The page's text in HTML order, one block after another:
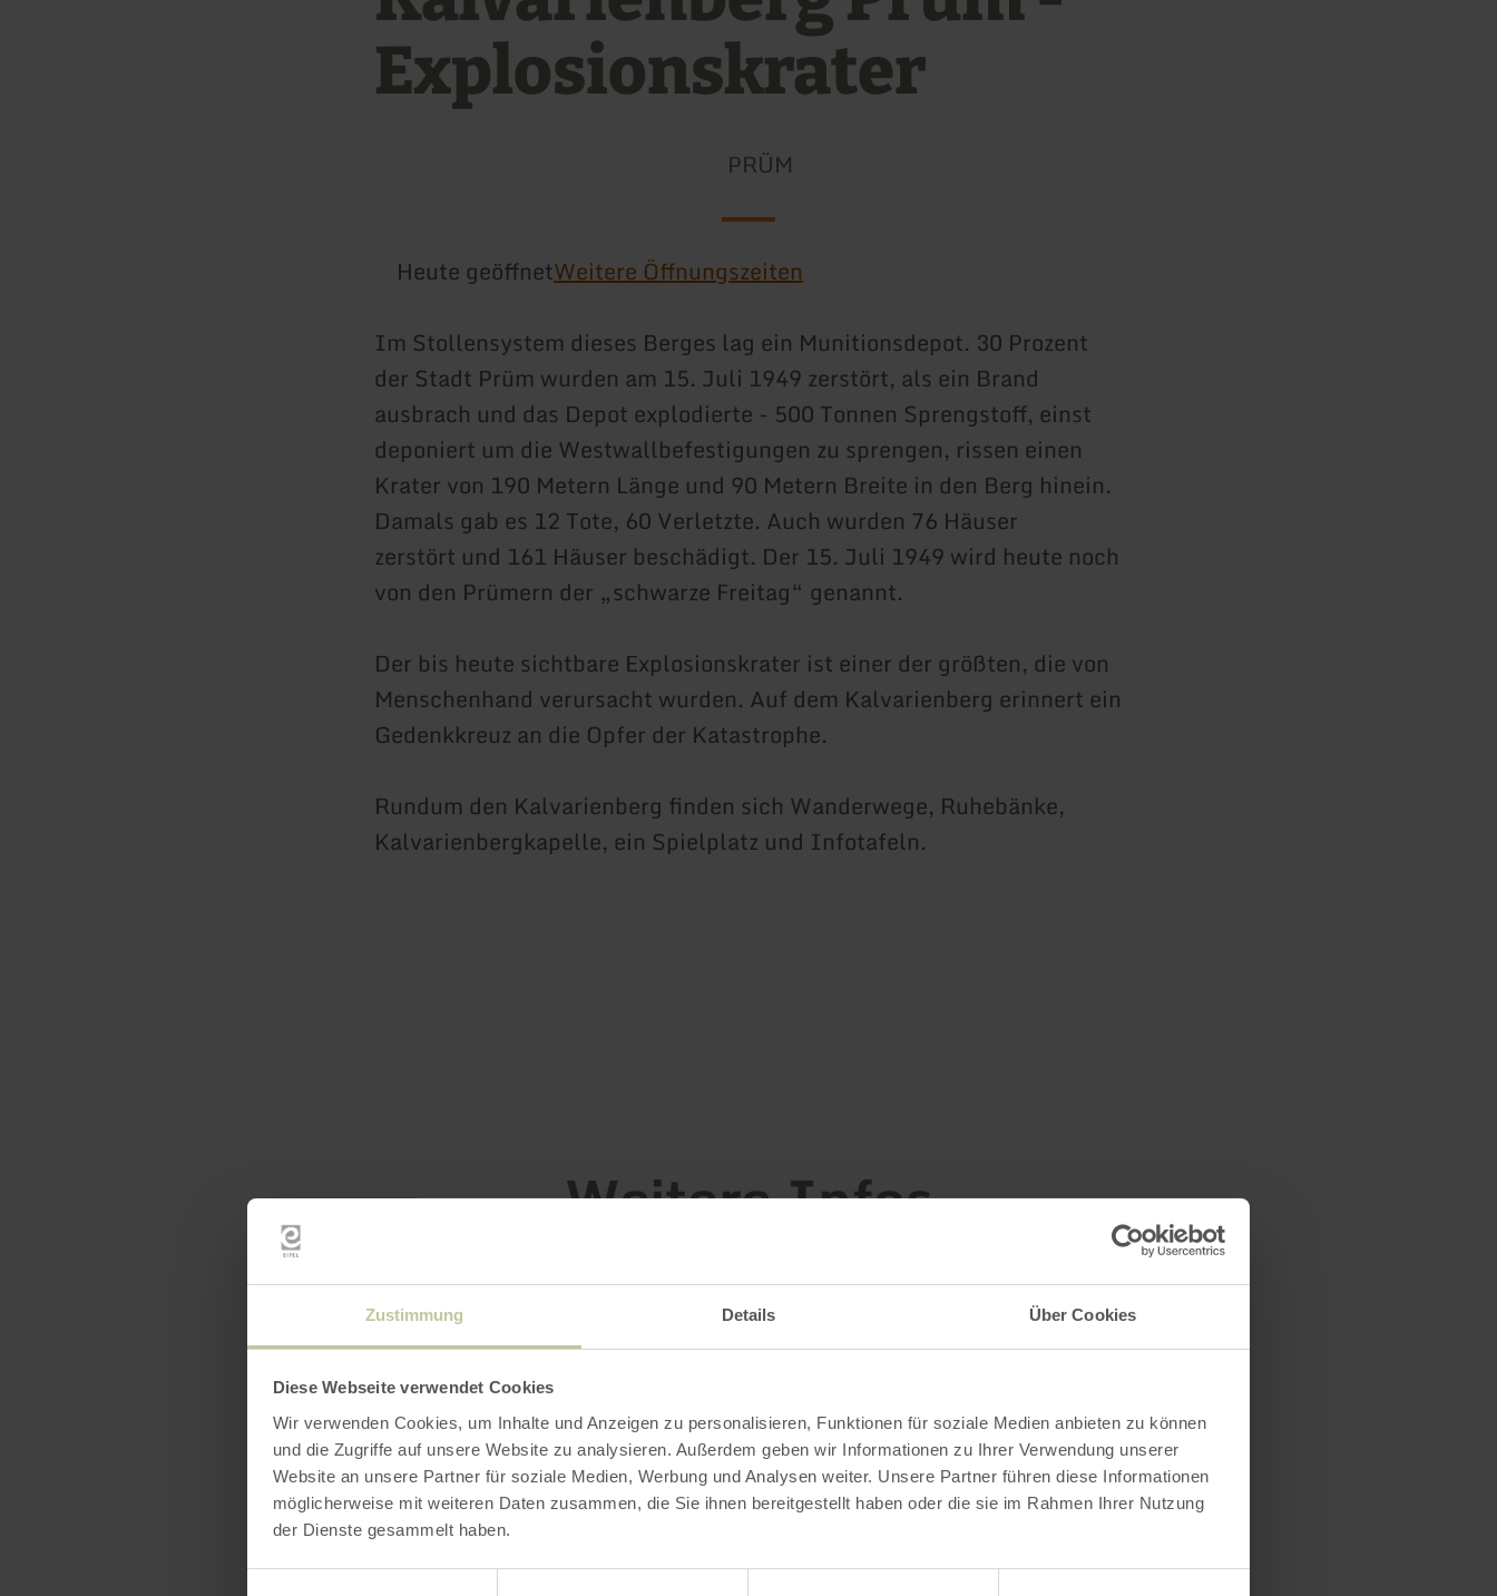
Zustimmung Details Über Cookies
Diese Webseite verwendet Cookies
Wir verwenden Cookies, um Inhalte und Anzeigen zu personalisieren, Funktionen für soziale Medien anbieten zu können
und die Zugriffe auf unsere Website zu analysieren. Außerdem geben wir Informationen zu Ihrer Verwendung unserer
Website an unsere Partner für soziale Medien, Werbung und Analysen weiter. Unsere Partner führen diese Informationen
möglicherweise mit weiteren Daten zusammen, die Sie ihnen bereitgestellt haben oder die sie im Rahmen Ihrer Nutzung
der Dienste gesammelt haben.
Explosionskrater
PRÜM
Heute geöffnetWeitere Öffnungszeiten
Im Stollensystem dieses Berges lag ein Munitionsdepot. 30 Prozent
der Stadt Prüm wurden am 15. Juli 1949 zerstört, als ein Brand
ausbrach und das Depot explodierte - 500 Tonnen Sprengstoff, einst
deponiert um die Westwallbefestigungen zu sprengen, rissen einen
Krater von 190 Metern Länge und 90 Metern Breite in den Berg hinein.
Damals gab es 12 Tote, 60 Verletzte. Auch wurden 76 Häuser
zerstört und 161 Häuser beschädigt. Der 15. Juli 1949 wird heute noch
von den Prümern der „schwarze Freitag“ genannt.
Der bis heute sichtbare Explosionskrater ist einer der größten, die von
Menschenhand verursacht wurden. Auf dem Kalvarienberg erinnert ein
Gedenkkreuz an die Opfer der Katastrophe.
Rundum den Kalvarienberg finden sich Wanderwege, Ruhebänke,
Kalvarienbergkapelle, ein Spielplatz und Infotafeln.
Weitere Infos
Öffnungszeiten
Impressionen